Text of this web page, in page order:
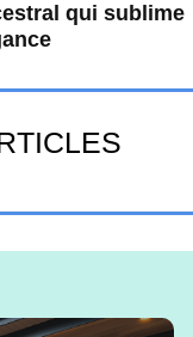
qui sublime